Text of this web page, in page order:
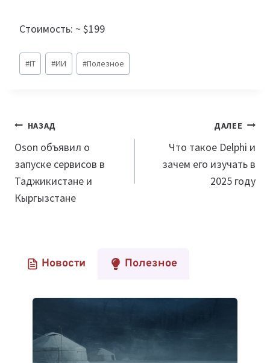
Стоимость: ~ $199
Метки
записи:
#IT #ИИ #Полезное
Навигация
по
записям
НАЗАД
Oson объявил о
запуске сервисов в
Таджикистане и
Кыргызстане
ДАЛЕЕ
Что такое Delphi и
зачем его изучать в
2025 году
Новости Полезное